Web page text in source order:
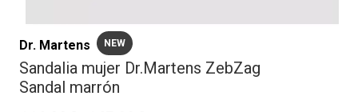
Dr. Martens NEW
Sandalia mujer Dr.Martens ZebZag
Sandal marrón